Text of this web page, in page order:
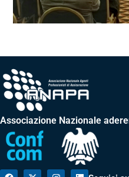
Associazione Nazionale